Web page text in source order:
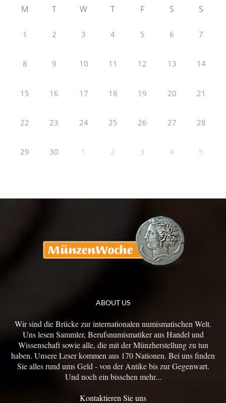
M T W T F S S
1 2 3 4 5 6 7
8 9 10 11 12 13 14
15 16 17 18 19 20 21
22 23 24 25 26 27 28
29 30 1 2 3 4 5
ABOUT US
Wir sind die Brücke zur internationalen numismatischen Welt.
Uns lesen Sammler, Berufsnumismatiker aus Handel und
Wissenschaft sowie alle, die mit der Münzherstellung zu tun
haben. Unsere Leser kommen aus 170 Nationen. Bei uns finden
Sie alles rund ums Geld - von der Antike bis zur Gegenwart.
Und noch ein bisschen mehr...
Kontaktieren Sie uns